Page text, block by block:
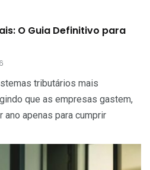
O Guia Definitivo para
tributários mais
que as empresas gastem,
ano apenas para cumprir